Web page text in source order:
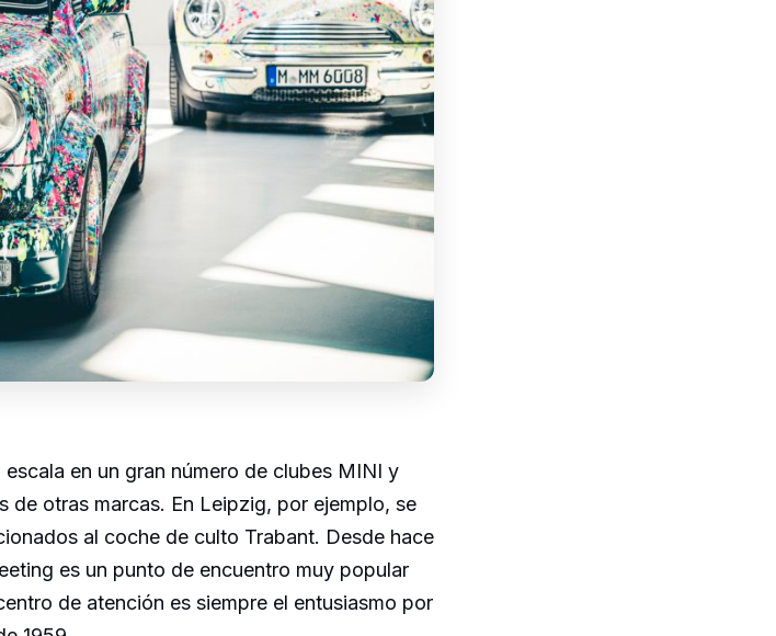
en un gran número de clubes MINI y
otras marcas. En Leipzig, por ejemplo, se
al coche de culto Trabant. Desde hace
es un punto de encuentro muy popular
de atención es siempre el entusiasmo por